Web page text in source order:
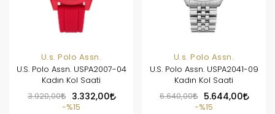
U.s. Polo Assn.
U.S. Polo Assn. USPA2007-04
Kadın Kol Saati
3.920,00
3.332,00
%15
U.s. Polo Assn.
U.S. Polo Assn. USPA2041-09
Kadın Kol Saati
6.640,00
5.644,00
%15